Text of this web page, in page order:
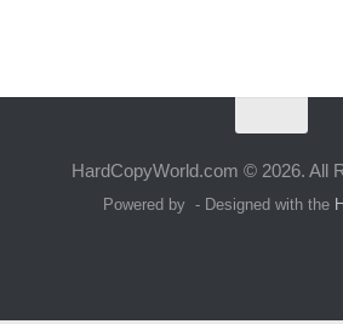
HardCopyWorld.com © 2026. All
Powered by - Designed with the